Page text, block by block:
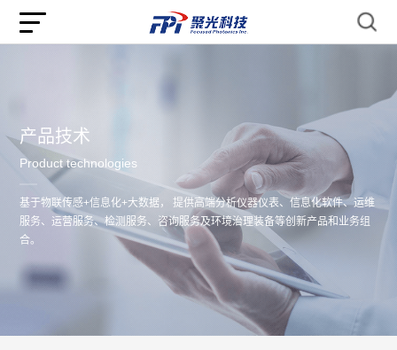
产品技术
Product technologies
基于物联传感+信息化+大数据， 提供高端分析仪器仪表、信息化软件、运维
服务、运营服务、检测服务、咨询服务及环境治理装备等创新产品和业务组
合。